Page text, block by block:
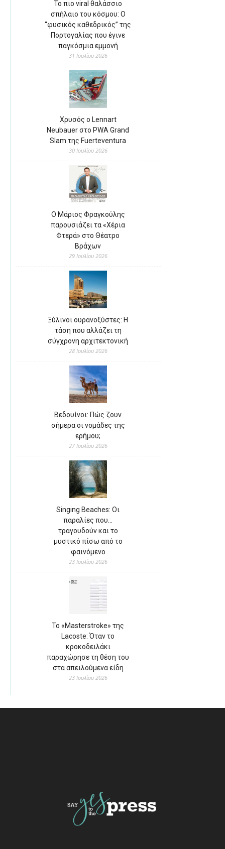
Το πιο viral θαλάσσιο
σπήλαιο του κόσμου: Ο
“φυσικός καθεδρικός” της
Πορτογαλίας που έγινε
παγκόσμια εμμονή
31 Ιουλίου 2026
Χρυσός ο Lennart
Neubauer στο PWA Grand
Slam της Fuerteventura
30 Ιουλίου 2026
Ο Μάριος Φραγκούλης
παρουσιάζει τα «Χέρια
Φτερά» στο Θέατρο
Βράχων
29 Ιουλίου 2026
Ξύλινοι ουρανοξύστες: Η
τάση που αλλάζει τη
σύγχρονη αρχιτεκτονική
28 Ιουλίου 2026
Βεδουίνοι: Πώς ζουν
σήμερα οι νομάδες της
ερήμου;
27 Ιουλίου 2026
Singing Beaches: Οι
παραλίες που…
τραγουδούν και το
μυστικό πίσω από το
φαινόμενο
23 Ιουλίου 2026
Το «Masterstroke» της
Lacoste: Όταν το
κροκοδειλάκι
παραχώρησε τη θέση του
στα απειλούμενα είδη
23 Ιουλίου 2026